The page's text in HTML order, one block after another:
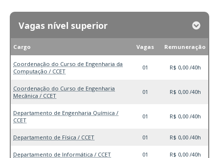
Vagas nível superior
Cargo Vagas Remuneração
Coordenação do Curso de Engenharia da
Computação / CCET
01 R$ 0,00 /40h
Coordenação do Curso de Engenharia
Mecânica / CCET
01 R$ 0,00 /40h
Departamento de Engenharia Química /
CCET
01 R$ 0,00 /40h
Departamento de Física / CCET 01 R$ 0,00 /40h
Departamento de Informática / CCET 01 R$ 0,00 /40h